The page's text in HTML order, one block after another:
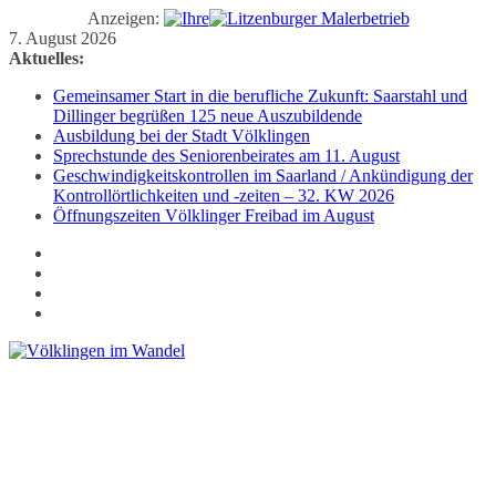
Anzeigen:
Zum
Inhalt
7. August 2026
Aktuelles:
Gemeinsamer Start in die berufliche Zukunft: Saarstahl und
Dillinger begrüßen 125 neue Auszubildende
Ausbildung bei der Stadt Völklingen
Sprechstunde des Seniorenbeirates am 11. August
Geschwindigkeitskontrollen im Saarland / Ankündigung der
Kontrollörtlichkeiten und -zeiten – 32. KW 2026
Öffnungszeiten Völklinger Freibad im August